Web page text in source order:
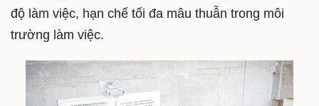
độ làm việc, hạn chế tối đa mâu thuẫn trong môi
trường làm việc.